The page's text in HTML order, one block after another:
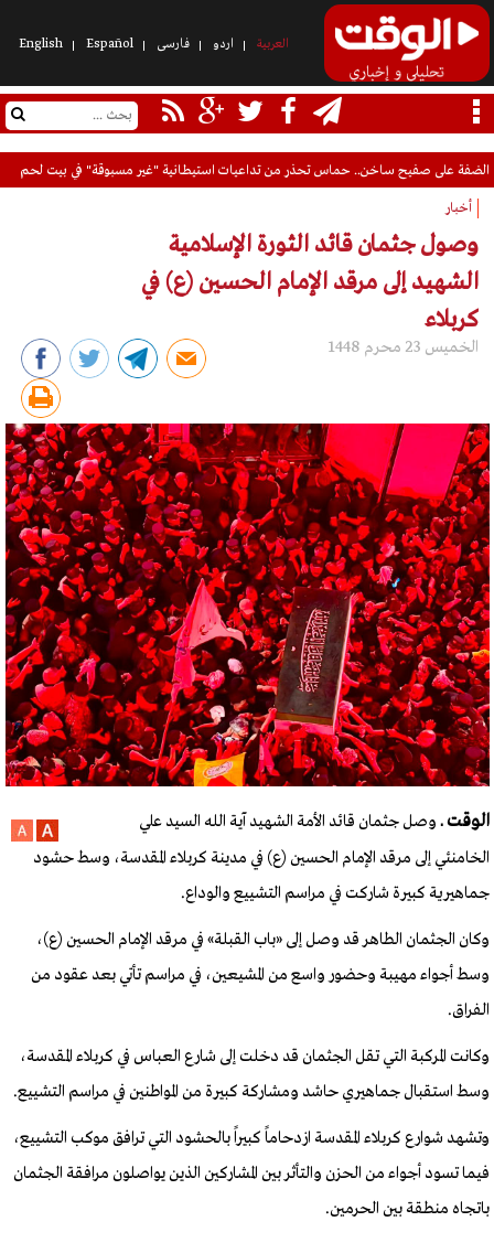
العربیة اردو فارسی Español
English
الضفة على صفيح ساخن.. حماس تحذر من تداعيات استيطانية "غير مسبوقة" في بيت لحم
أخبار
وصول جثمان قائد الثورة الإسلامية
الشهيد إلى مرقد الإمام الحسين (ع) في
كربلاء
الخميس 23 محرم 1448
الوقت ـ وصل جثمان قائد الأمة الشهيد آية الله السيد علي
الخامنئي إلى مرقد الإمام الحسين (ع) في مدينة كربلاء المقدسة، وسط حشود
جماهيرية كبيرة شاركت في مراسم التشييع والوداع.
وكان الجثمان الطاهر قد وصل إلى «باب القبلة» في مرقد الإمام الحسين (ع)،
وسط أجواء مهيبة وحضور واسع من المشيعين، في مراسم تأتي بعد عقود من
الفراق.
وكانت المركبة التي تقل الجثمان قد دخلت إلى شارع العباس في كربلاء المقدسة،
وسط استقبال جماهيري حاشد ومشاركة كبيرة من المواطنين في مراسم التشييع.
وتشهد شوارع كربلاء المقدسة ازدحاماً كبيراً بالحشود التي ترافق موكب التشييع،
فيما تسود أجواء من الحزن والتأثر بين المشاركين الذين يواصلون مرافقة الجثمان
باتجاه منطقة بين الحرمين.